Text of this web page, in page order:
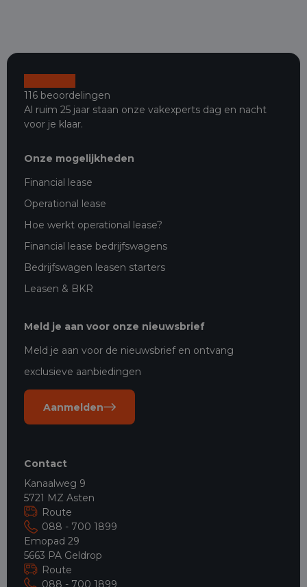
116 beoordelingen
Al ruim 25 jaar staan onze vakexperts dag en nacht
voor je klaar.
Onze mogelijkheden
Financial lease
Operational lease
Hoe werkt operational lease?
Financial lease bedrijfswagens
Bedrijfswagen leasen starters
Leasen & BKR
Meld je aan voor onze nieuwsbrief
Meld je aan voor de nieuwsbrief en ontvang
exclusieve aanbiedingen
Aanmelden
Contact
Kanaalweg 9
5721 MZ Asten
Route
088 - 700 1899
Emopad 29
5663 PA Geldrop
Route
088 - 700 1899